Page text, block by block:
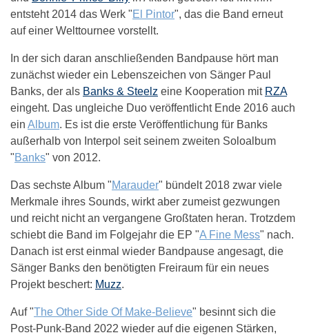
entsteht 2014 das Werk "El Pintor", das die Band erneut
auf einer Welttournee vorstellt.
In der sich daran anschließenden Bandpause hört man
zunächst wieder ein Lebenszeichen von Sänger Paul
Banks, der als Banks & Steelz eine Kooperation mit RZA
eingeht. Das ungleiche Duo veröffentlicht Ende 2016 auch
ein Album. Es ist die erste Veröffentlichung für Banks
außerhalb von Interpol seit seinem zweiten Soloalbum
"Banks" von 2012.
Das sechste Album "Marauder" bündelt 2018 zwar viele
Merkmale ihres Sounds, wirkt aber zumeist gezwungen
und reicht nicht an vergangene Großtaten heran. Trotzdem
schiebt die Band im Folgejahr die EP "A Fine Mess" nach.
Danach ist erst einmal wieder Bandpause angesagt, die
Sänger Banks den benötigten Freiraum für ein neues
Projekt beschert: Muzz.
Auf "The Other Side Of Make-Believe" besinnt sich die
Post-Punk-Band 2022 wieder auf die eigenen Stärken,